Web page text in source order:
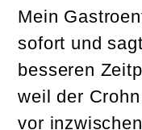
Mein
sofort und
besseren
weil der
vor